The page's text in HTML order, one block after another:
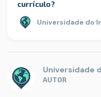
currículo?
Universidade do
Universidade
AUTOR